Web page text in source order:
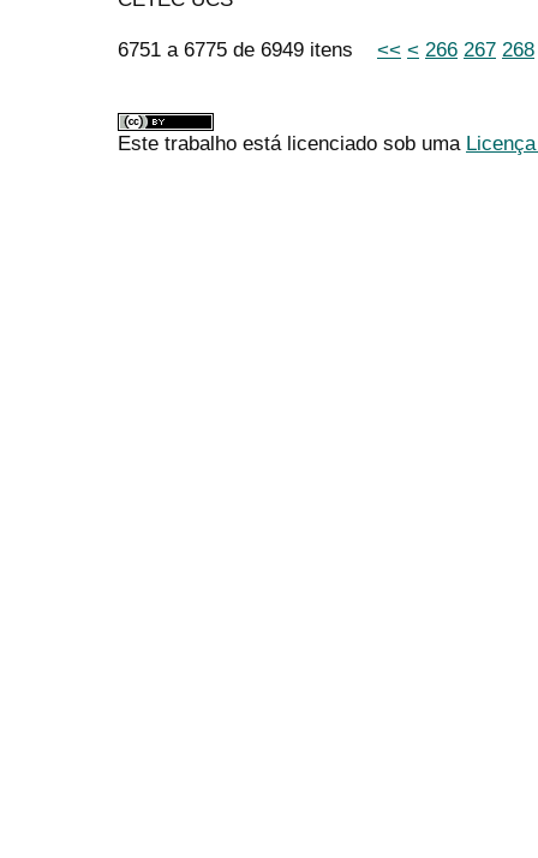
6751 a 6775 de 6949 itens << < 266 267 268
Este trabalho está licenciado sob uma